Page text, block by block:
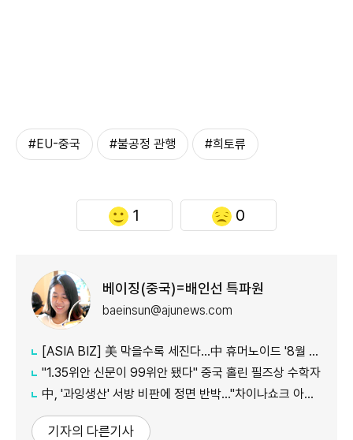
#EU-중국 #불공정 관행 #희토류
1 0
베이징(중국)=배인선 특파원
baeinsun@ajunews.com
[ASIA BIZ] 美 막을수록 세진다…中 휴머노이드 '8월 대공세'
"1.35위안 신문이 99위안 됐다" 중국 홀린 필즈상 수학자
中, '과잉생산' 서방 비판에 정면 반박…"차이나쇼크 아닌 기회"
기자의 다른기사